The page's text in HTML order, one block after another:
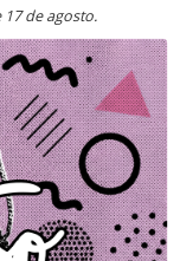
17 de agosto.